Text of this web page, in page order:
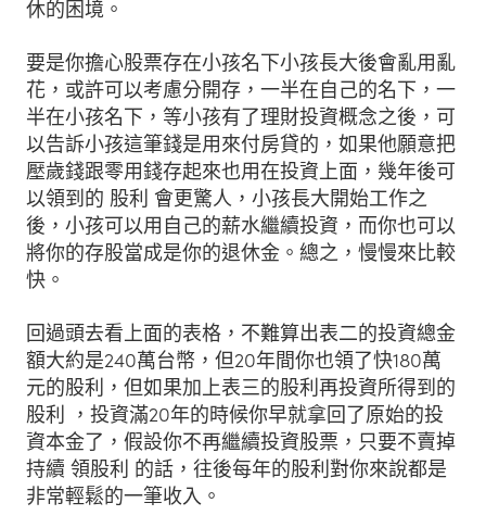
休的困境。
要是你擔心股票存在小孩名下小孩長大後會亂用亂
花，或許可以考慮分開存，一半在自己的名下，一
半在小孩名下，等小孩有了理財投資概念之後，可
以告訴小孩這筆錢是用來付房貸的，如果他願意把
壓歲錢跟零用錢存起來也用在投資上面，幾年後可
以領到的 股利 會更驚人，小孩長大開始工作之
後，小孩可以用自己的薪水繼續投資，而你也可以
將你的存股當成是你的退休金。總之，慢慢來比較
快。
回過頭去看上面的表格，不難算出表二的投資總金
額大約是240萬台幣，但20年間你也領了快180萬
元的股利，但如果加上表三的股利再投資所得到的
股利 ，投資滿20年的時候你早就拿回了原始的投
資本金了，假設你不再繼續投資股票，只要不賣掉
持續 領股利 的話，往後每年的股利對你來說都是
非常輕鬆的一筆收入。